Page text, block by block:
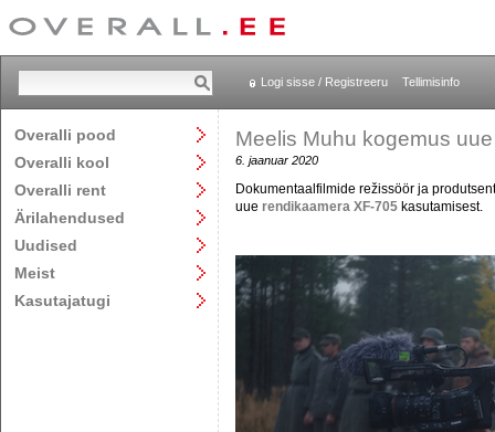
Logi sisse / Registreeru Tellimisinfo
Overalli pood
Overalli kool
Overalli rent
Ärilahendused
Uudised
Meist
Kasutajatugi
Meelis Muhu kogemus
6. jaanuar 2020
Dokumentaalfilmide režissöör ja
uue rendikaamera XF-705 kasutamisest.